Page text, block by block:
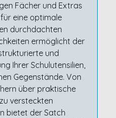
Fächer und Extras
eine optimale
durchdachten
ermöglicht der
und
Ihrer Schulutensilien,
Gegenstände. Von
über praktische
versteckten
bietet der Satch